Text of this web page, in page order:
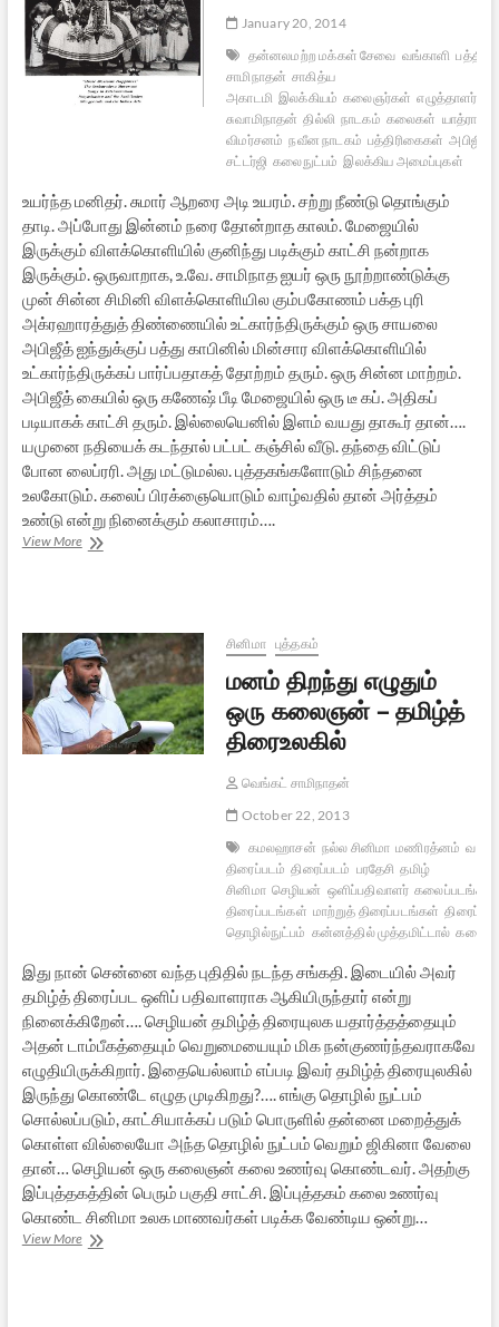
January 20, 2014
தன்னலமற்ற மக்கள் சேவை வங்காளி
சாமிநாதன் சாகித்ய
அகாடமி இலக்கியம் கலைஞர்கள் எழுத்தாளர்கள்
சுவாமிநாதன் தில்லி நாடகம் கலைகள் யாத்ரா
விமர்சனம் நவீன நாடகம் பத்திரிகைகள் அபிஜித்
சட்டர்ஜி கலைநுட்பம் இலக்கிய அமைப்புகள்
உயர்ந்த மனிதர். சுமார் ஆறரை அடி உயரம். சற்று நீண்டு தொங்கும்
தாடி. அப்போது இன்னம் நரை தோன்றாத காலம். மேஜையில்
இருக்கும் விளக்கொளியில் குனிந்து படிக்கும் காட்சி நன்றாக
இருக்கும். ஒருவாறாக, உ.வே. சாமிநாத ஐயர் ஒரு நூற்றாண்டுக்கு
முன் சின்ன சிமினி விளக்கொளியில கும்பகோணம் பக்த புரி
அக்ரஹாரத்துத் திண்ணையில் உட்கார்ந்திருக்கும் ஒரு சாயலை
அபிஜீத் ஐந்துக்குப் பத்து காபினில் மின்சார விளக்கொளியில்
உட்கார்ந்திருக்கப் பார்ப்பதாகத் தோற்றம் தரும். ஒரு சின்ன மாற்றம்.
அபிஜீத் கையில் ஒரு கணேஷ் பீடி மேஜையில் ஒரு டீ கப். அதிகப்
படியாகக் காட்சி தரும். இல்லையெனில் இளம் வயது தாகூர் தான்….
யமுனை நதியைக் கடந்தால் பட்பட் கஞ்சில் வீடு. தந்தை விட்டுப்
போன லைப்ரரி. அது மட்டுமல்ல. புத்தகங்களோடும் சிந்தனை
உலகோடும். கலைப் பிரக்ஞையொடும் வாழ்வதில் தான் அர்த்தம்
உண்டு என்று நினைக்கும் கலாசாரம்….
View Moreஒரு
சினிமா புத்தகம்
மனம் திறந்து எழுதும்
ஒரு கலைஞன் – தமிழ்த்
திரைஉலகில்
வெங்கட் சாமிநாதன்
October 22, 2013
கமலஹாசன் நல்ல சினிமா மணிரத்னம்
திரைப்படம் திரைப்படம் பரதேசி தமிழ்
சினிமா செழியன் ஒளிப்பதிவாளர் கலைப்படங்கள்
திரைப்படங்கள் மாற்றுத் திரைப்படங்கள் திரைப்பட
தொழில்நுட்பம் கன்னத்தில் முத்தமிட்டால் கலை
இது நான் சென்னை வந்த புதிதில் நடந்த சங்கதி. இடையில் அவர்
தமிழ்த் திரைப்பட ஒளிப் பதிவாளராக ஆகியிருந்தார் என்று
நினைக்கிறேன்…. செழியன் தமிழ்த் திரையுலக யதார்த்தத்தையும்
அதன் டாம்பீகத்தையும் வெறுமையையும் மிக நன்குணர்ந்தவராகவே
எழுதியிருக்கிறார். இதையெல்லாம் எப்படி இவர் தமிழ்த் திரையுலகில்
இருந்து கொண்டே எழுத முடிகிறது?…. எங்கு தொழில் நுட்பம்
சொல்லப்படும், காட்சியாக்கப் படும் பொருளில் தன்னை மறைத்துக்
கொள்ள வில்லையோ அந்த தொழில் நுட்பம் வெறும் ஜிகினா வேலை
தான்… செழியன் ஒரு கலைஞன் கலை உணர்வு கொண்டவர். அதற்கு
இப்புத்தகத்தின் பெரும் பகுதி சாட்சி. இப்புத்தகம் கலை உணர்வு
கொண்ட சினிமா உலக மாணவர்கள் படிக்க வேண்டிய ஒன்று…
View Moreமனம்